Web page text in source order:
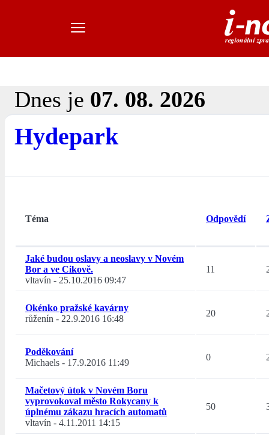
Dnes je 07. 08. 2026
Hydepark
Téma Odpovědí
Jaké budou oslavy a neoslavy v Novém
Bor a ve Cikově.
vltavín - 25.10.2016 09:47
11
Okénko pražské kavárny
růženín - 22.9.2016 16:48
20
Poděkování
Michaels - 17.9.2016 11:49
0
Mačetový útok v Novém Boru
vyprovokoval město Rokycany k
úplnému zákazu hracích automatů
vltavín - 4.11.2011 14:15
50